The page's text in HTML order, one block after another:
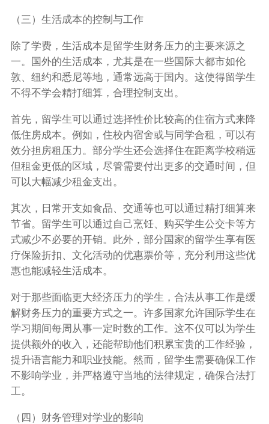
（三）生活成本的控制与工作
除了学费，生活成本是留学生财务压力的主要来源之
一。国外的生活成本，尤其是在一些国际大都市如伦
敦、纽约和悉尼等地，通常远高于国内。这使得留学生
不得不学会精打细算，合理控制支出。
首先，留学生可以通过选择性价比较高的住宿方式来降
低住房成本。例如，住校内宿舍或与同学合租，可以有
效分担房租压力。部分学生还会选择住在距离学校稍远
但租金更低的区域，尽管需要付出更多的交通时间，但
可以大幅减少租金支出。
其次，日常开支如食品、交通等也可以通过精打细算来
节省。留学生可以通过自己烹饪、购买学生公交卡等方
式减少不必要的开销。此外，部分国家的留学生享有医
疗保险折扣、文化活动的优惠票价等，充分利用这些优
惠也能减轻生活成本。
对于那些面临更大经济压力的学生，合法从事工作是缓
解财务压力的重要方式之一。许多国家允许国际学生在
学习期间每周从事一定时数的工作。这不仅可以为学生
提供额外的收入，还能帮助他们积累宝贵的工作经验，
提升语言能力和职业技能。然而，留学生需要确保工作
不影响学业，并严格遵守当地的法律规定，确保合法打
工。
（四）财务管理对学业的影响